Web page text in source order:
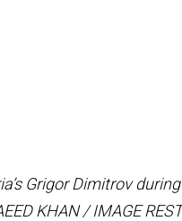
Grigor Dimitrov
KHAN / IMAGE